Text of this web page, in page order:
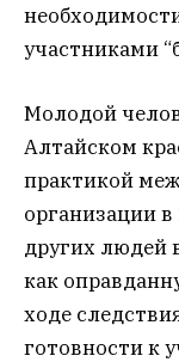
участниками
Молодой
Алтайском
практикой
организации
других людей
как
ходе
готовности к